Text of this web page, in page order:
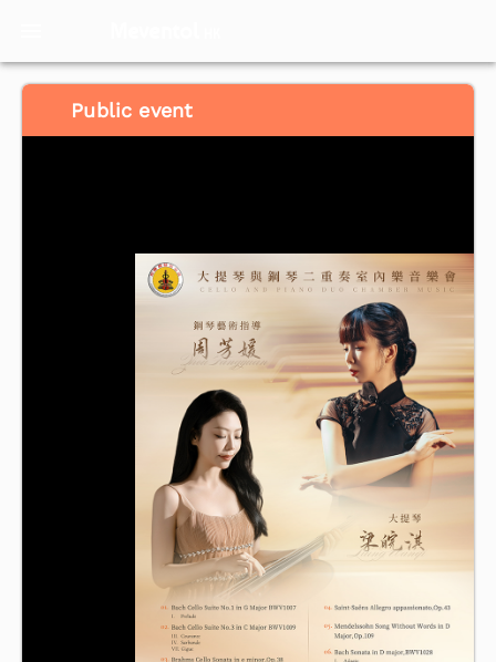
Public event